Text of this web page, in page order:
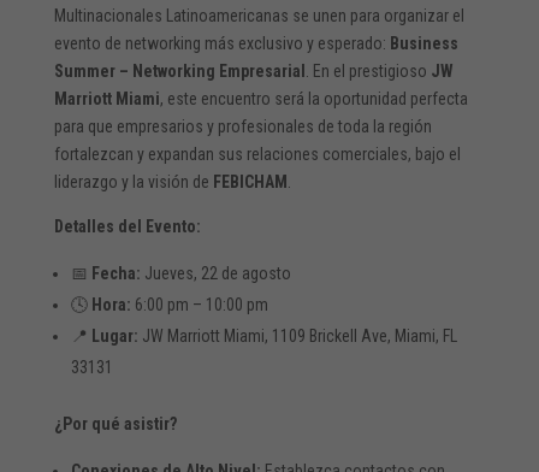
Multinacionales Latinoamericanas se unen para organizar el
evento de networking más exclusivo y esperado: Business
Summer – Networking Empresarial
. En el prestigioso JW
Marriott Miami, este encuentro será la oportunidad perfecta
para que empresarios y profesionales de toda la región
fortalezcan y expandan sus relaciones comerciales, bajo el
liderazgo y la visión de FEBICHAM
Detalles del Evento:
📅 Fecha: Jueves, 22 de agosto
🕓 Hora: 6:00 pm – 10:00 pm
📍 Lugar: JW Marriott Miami, 1109 Brickell Ave, Miami, FL
33131
¿Por qué asistir?